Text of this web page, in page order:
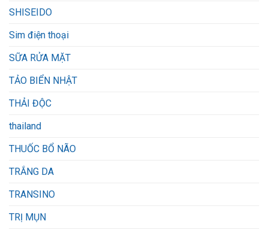
SHISEIDO
Sim điện thoại
SỮA RỬA MẶT
TẢO BIỂN NHẬT
THẢI ĐỘC
thailand
THUỐC BỔ NÃO
TRẮNG DA
TRANSINO
TRỊ MỤN